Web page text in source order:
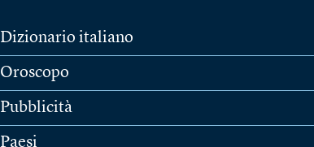
Dizionario italiano
Oroscopo
Pubblicità
Paesi